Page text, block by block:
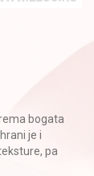
bogata
je i
pa